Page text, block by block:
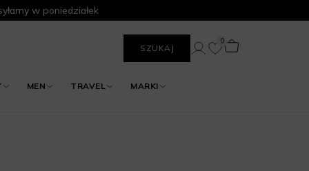
w poniedziałek
SZUKAJ
MEN TRAVEL MARKI
0